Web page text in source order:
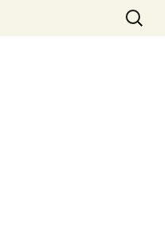
Wandel der ZeitSuchen
nach: